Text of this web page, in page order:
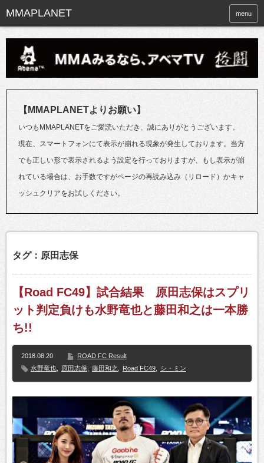
menu
【MMAPLANETよりお願い】
いつもMMAPLANETをご愛読いただき、誠にありがとうございます。
現在、スマートフォンにて表示が崩れる現象が発生しております。当方
でも正しい形で表示されるよう設定を行っておりますが、もし表示が崩
れている場合は、お手数ですがページの再読み込み（リロード）かキャ
ッシュクリアをお試しください。
タグ：原田志保
【Road FC49】試合結果 原田志保はスプリ
ット判定負けも水野竜也と藤田和之は一本勝
ち!!
2018.08.20
ROAD FC Result
水野竜也
原田志保 藤田和之 Road FC49 シ・ミン